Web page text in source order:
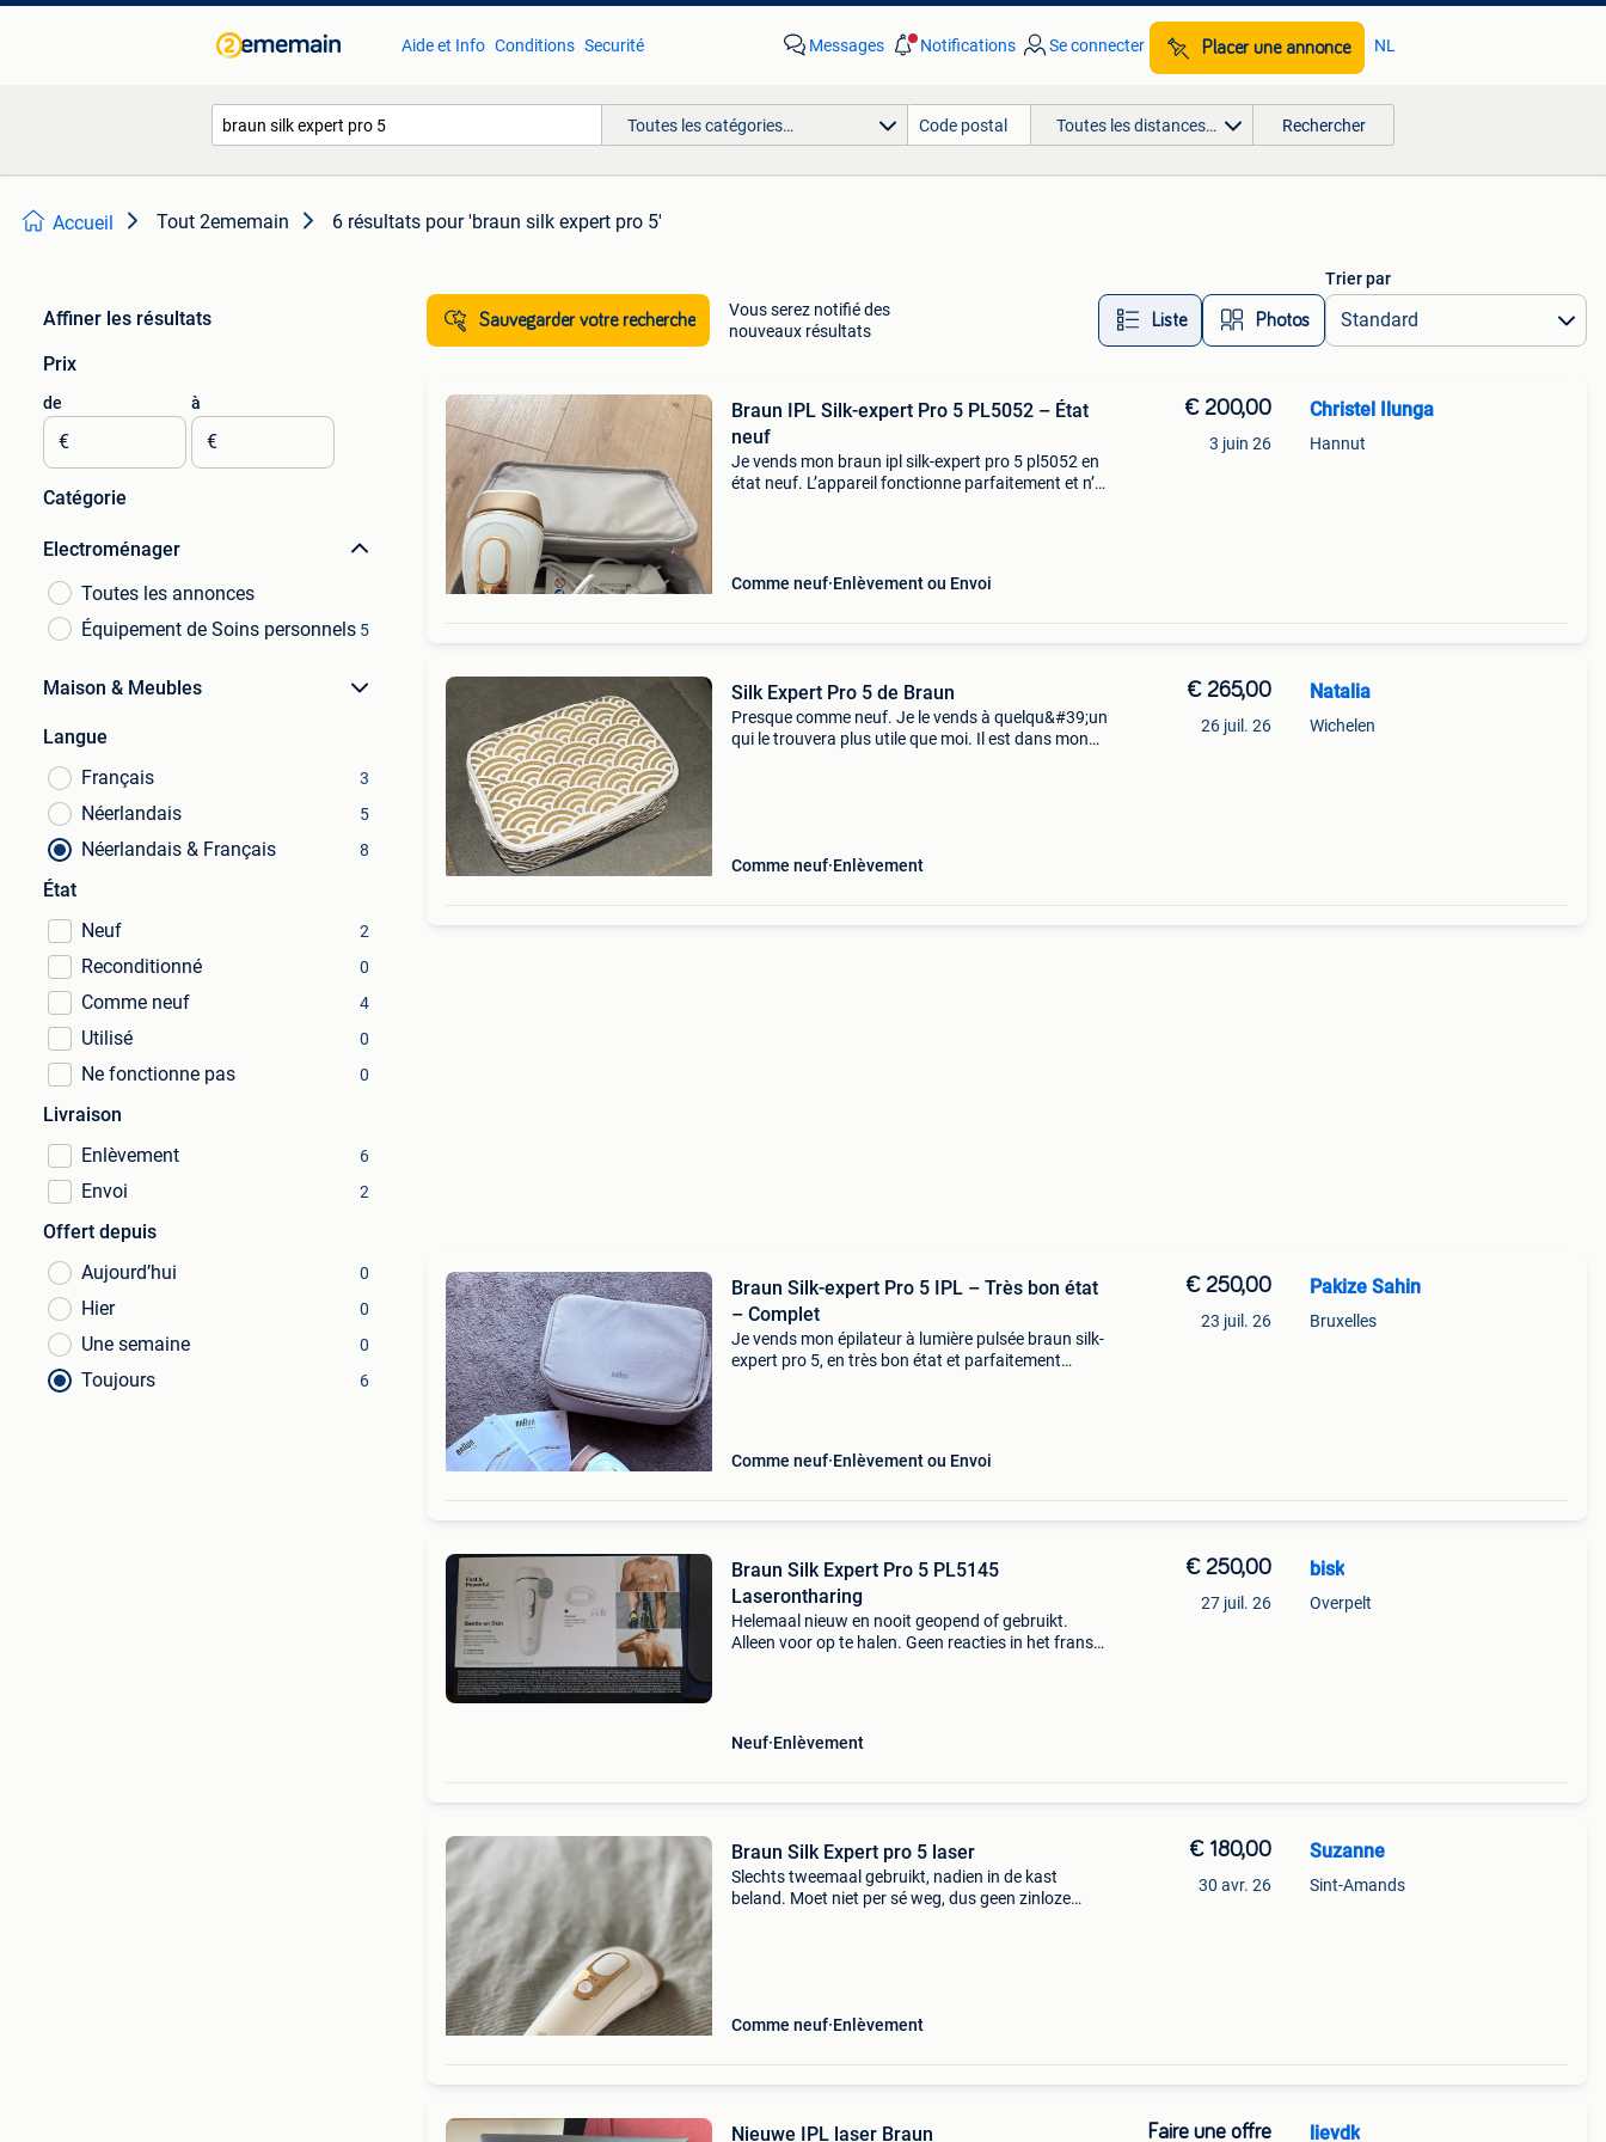
Aide et Info Conditions Securité Messages Notifications Se connecter Placer une annonce NL
Toutes les catégories… Toutes les distances… Rechercher
Accueil Tout 2ememain 6 résultats pour 'braun silk expert pro 5'
Affiner les résultats
Prix
de
€
à
€
Catégorie
Electroménager
Toutes les annonces
Équipement de Soins personnels 5
Maison & Meubles
Langue
Français
3
Néerlandais 5
Néerlandais & Français 8
État
Neuf
2
Reconditionné 0
Comme neuf 4
Utilisé 0
Ne fonctionne pas 0
Livraison
Enlèvement
6
Envoi 2
Offert depuis
Aujourd’hui
0
Hier 0
Une semaine 0
Toujours 6
Sauvegarder votre recherche
Vous serez notifié des
nouveaux résultats
Liste Photos
Trier par
Braun IPL Silk-expert Pro 5 PL5052 – État
neuf
Je vends mon braun ipl silk-expert pro 5 pl5052 en
état neuf. L’appareil fonctionne parfaitement et n’a
Comme neuf Enlèvement ou Envoi
€ 200,00
3 juin 26
Christel Ilunga
Hannut
Silk Expert Pro 5 de Braun
Presque comme neuf. Je le vends à quelqu&#39;un
qui le trouvera plus utile que moi. Il est dans mon
Comme neuf Enlèvement
€ 265,00
26 juil. 26
Natalia
Wichelen
Braun Silk-expert Pro 5 IPL – Très bon état
– Complet
Je vends mon épilateur à lumière pulsée braun silk-
expert pro 5, en très bon état et parfaitement
Comme neuf Enlèvement ou Envoi
€ 250,00
23 juil. 26
Pakize Sahin
Bruxelles
Braun Silk Expert Pro 5 PL5145
Laserontharing
Helemaal nieuw en nooit geopend of gebruikt.
Alleen voor op te halen. Geen reacties in het frans
Neuf Enlèvement
€ 250,00
27 juil. 26
bisk
Overpelt
Braun Silk Expert pro 5 laser
Slechts tweemaal gebruikt, nadien in de kast
beland. Moet niet per sé weg, dus geen zinloze
Comme neuf Enlèvement
€ 180,00
30 avr. 26
Suzanne
Sint-Amands
Nieuwe IPL laser Braun Faire une offre lievdk